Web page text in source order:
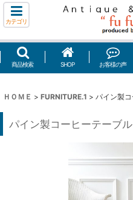
カテゴリ
商品検索 SHOP お客様の声
ＨＯＭＥ > FURNITURE.1 > パイン製
パイン製コーヒーテーブル